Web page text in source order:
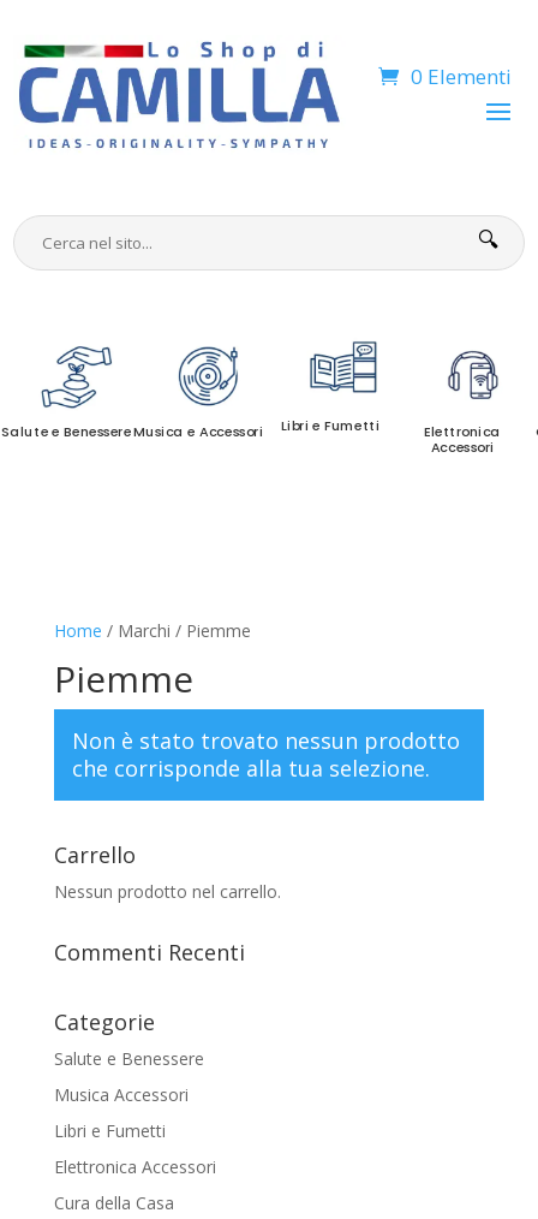
0 Elementi
🔍
Salute e BenessereMusica e Accessori Libri e Fumetti
Elettronica
Accessori
Home / Marchi / Piemme
Piemme
Non è stato trovato nessun prodotto
che corrisponde alla tua selezione.
Carrello
Nessun prodotto nel carrello.
Commenti Recenti
Categorie
Salute e Benessere
Musica Accessori
Libri e Fumetti
Elettronica Accessori
Cura della Casa